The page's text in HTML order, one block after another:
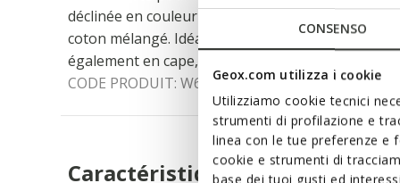
CONSENSO
Geox.com utilizza i cookie
Utilizziamo cookie tecnici
strumenti di profilazione e
linea con le tue preferenze e
cookie e strumenti di
base dei tuoi gusti ed
déclinée en couleur sable, elle est réalisée dans
coton mélangé. Idéale pour les soirées d'été,
également en cape, en ajustant les cordons
CODE PRODUIT: W6520KT3337F5262
Caractéristiques